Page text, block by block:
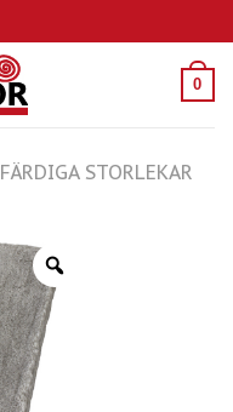
0
FÄRDIGA STORLEKAR